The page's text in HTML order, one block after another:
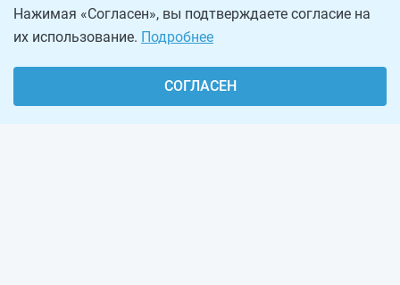
Нажимая «Согласен», вы подтверждаете согласие на
их использование. Подробнее
СОГЛАСЕН